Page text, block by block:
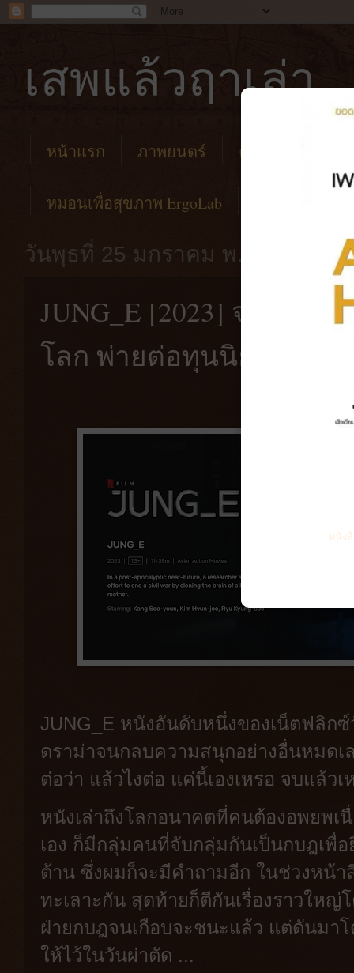
เสพแล้วฤาเล่า
หน้าแรก ภาพยนตร์ คาเฟ่
หมอนเพื่อสุขภาพ ErgoLab
วันพุธที่ 25 มกราคม พ.ศ. 2566
JUNG_E [2023] จองอี ด
โลก พ่ายต่อทุนนิยม
JUNG_E หนังอันดับหนึ่งของเน็ตฟลิก
ดราม่าจนกลบความสนุกอย่างอื่นหมด
ต่อว่า แล้วไงต่อ แค่นี้เองเหรอ จบแล้ว
หนังเล่าถึงโลกอนาคตที่คนต้องอพยพเ
เอง ก็มีกลุ่มคนที่จับกลุ่มกันเป็นกบฎเพื่
ต้าน ซึ่งผมก็จะมีคำถามอีก ในช่วงหน้
ทะเลาะกัน สุดท้ายก็ตีกันเรื่องราวให
ฝ่ายกบฎจนเกือบจะชนะแล้ว แต่ดันมา
ให้ไว้ในวันผ่าตัด ...
หนัง